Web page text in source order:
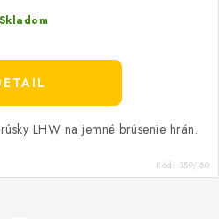
Skladom
LHW na jemné brúsenie hrán.
Kód: 359/-60